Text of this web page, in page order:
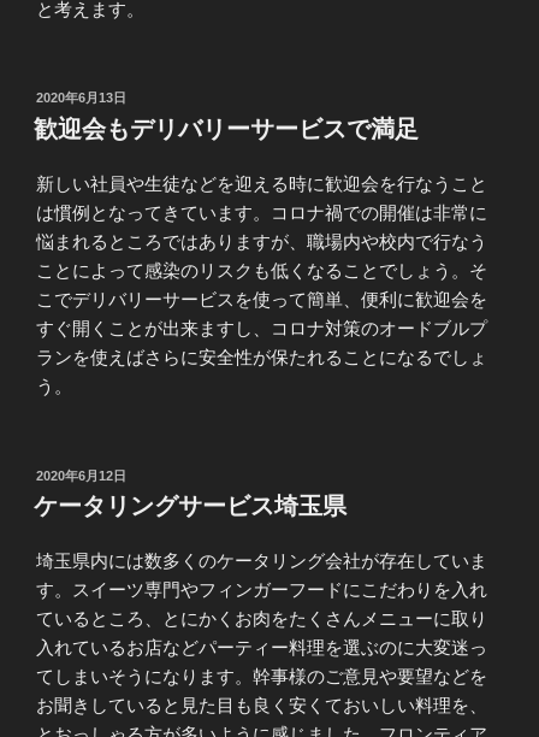
と考えます。
投
稿
日:
2020年6月13日
歓迎会もデリバリーサービスで満足
新しい社員や生徒などを迎える時に歓迎会を行なうこと
は慣例となってきています。コロナ禍での開催は非常に
悩まれるところではありますが、職場内や校内で行なう
ことによって感染のリスクも低くなることでしょう。そ
こでデリバリーサービスを使って簡単、便利に歓迎会を
すぐ開くことが出来ますし、コロナ対策のオードブルプ
ランを使えばさらに安全性が保たれることになるでしょ
う。
投
稿
日:
2020年6月12日
ケータリングサービス埼玉県
埼玉県内には数多くのケータリング会社が存在していま
す。スイーツ専門やフィンガーフードにこだわりを入れ
ているところ、とにかくお肉をたくさんメニューに取り
入れているお店などパーティー料理を選ぶのに大変迷っ
てしまいそうになります。幹事様のご意見や要望などを
お聞きしていると見た目も良く安くておいしい料理を、